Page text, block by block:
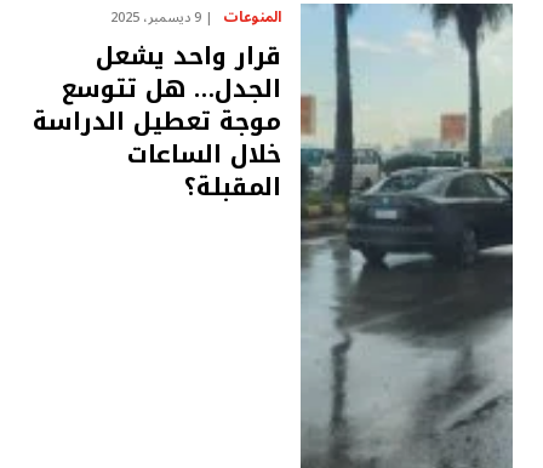
المنوعات 9 ديسمبر، 2025
قرار واحد يشعل
الجدل… هل تتوسع
موجة تعطيل الدراسة
خلال الساعات
المقبلة؟